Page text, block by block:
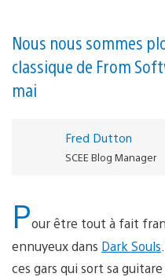
Nous nous sommes
classique de From
mai
Fred Dutton
SCEE Blog Manager
Pour être tout à fait
ennuyeux dans Dark Souls
ces gars qui sort sa